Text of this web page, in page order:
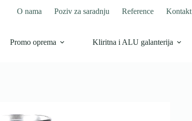
O nama Poziv za saradnju Reference Kontakt
Promo oprema Kliritna i ALU galanterija